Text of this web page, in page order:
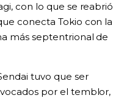
con lo que se reabrió
conecta Tokio con la
más septentrional de
tuvo que ser
por el temblor,